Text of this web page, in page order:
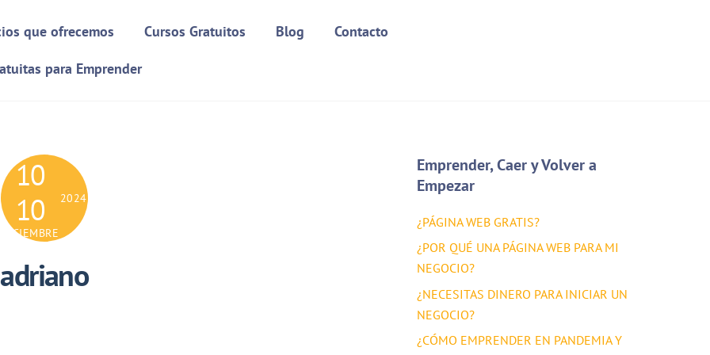
que ofrecemos Cursos Gratuitos Blog Contacto
para Emprender
10
10
DICIEMBRE
2024
adriano
Emprender, Caer y Volver a
Empezar
¿PÁGINA WEB GRATIS?
¿POR QUÉ UNA PÁGINA WEB PARA MI
NEGOCIO?
¿NECESITAS DINERO PARA INICIAR UN
NEGOCIO?
¿CÓMO EMPRENDER EN PANDEMIA Y